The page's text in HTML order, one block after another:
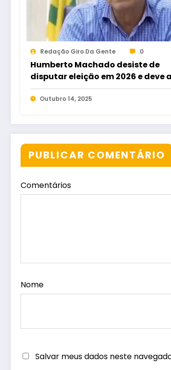
Redação Giro Da Gente 0
Humberto Machado desiste de
disputar eleição em 2026 e deve
Issy Quinan para deputado
Outubro 14, 2025
PUBLICAR COMENTÁRIO
Comentários
Nome
Salvar meus dados neste